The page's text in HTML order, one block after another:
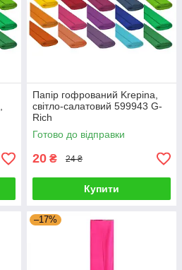
Папір гофрований Krepina,
світло-салатовий 599943 G-
Rich
Готово до відправки
20 ₴ 24 ₴
Купити
–17%